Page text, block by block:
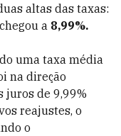
altas das taxas:
a 8,99%.
uma taxa média
na direção
juros de 9,99%
reajustes, o
o